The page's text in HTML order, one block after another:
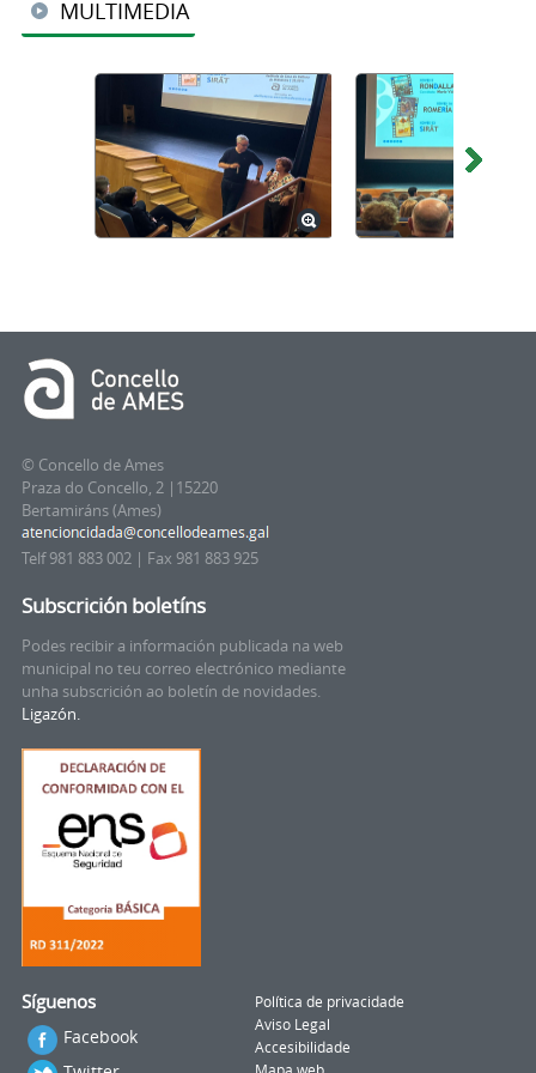
MULTIMEDIA
© Concello de Ames
Praza do Concello, 2 |15220
Bertamiráns (Ames)
Telf 981 883 002 | Fax 981 883 925
Subscrición boletíns
Podes recibir a información publicada na web
municipal no teu correo electrónico mediante
unha subscrición ao boletín de novidades.
Ligazón.
Síguenos
Facebook
Política de privacidade
Aviso Legal
Accesibilidade